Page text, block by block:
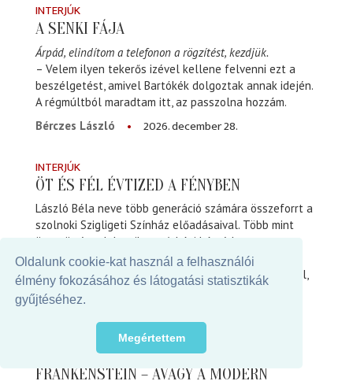
Oldalunk cookie-kat használ a felhasználói
élmény fokozásához és látogatási statisztikák
gyűjtéséhez.
Megértettem
INTERJÚK
A SENKI FÁJA
Árpád, elindítom a telefonon a rögzítést, kezdjük.
– Velem ilyen tekerős izével kellene felvenni ezt a
beszélgetést, amivel Bartókék dolgoztak annak idején.
A régmúltból maradtam itt, az passzolna hozzám.
Bérczes László
2026. december 28.
INTERJÚK
ÖT ÉS FÉL ÉVTIZED A FÉNYBEN
László Béla neve több generáció számára összeforrt a
szolnoki Szigligeti Színház előadásaival. Több mint
ötvenöt éve dolgozik a színházi háttérben,
világosítóként majd fővilágosítóként rendezők,
színészek és nézők élményeit formálja láthatatlanul,
mégis meghatározó módon.
MŰVÉSZEK ÍRTÁK
FRANKENSTEIN – AVAGY A MODERN